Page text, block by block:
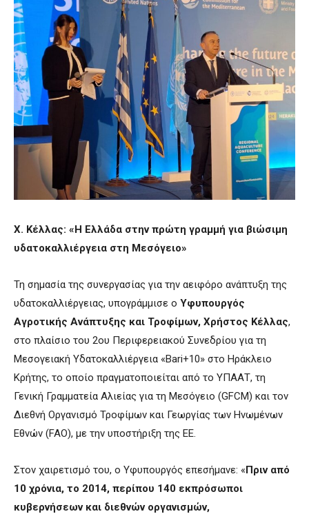
Χ. Κέλλας: «Η Ελλάδα στην πρώτη γραμμή για βιώσιμη
υδατοκαλλιέργεια στη Μεσόγειο»
Τη σημασία της συνεργασίας για την αειφόρο ανάπτυξη της
υδατοκαλλιέργειας, υπογράμμισε ο Υφυπουργός
Αγροτικής Ανάπτυξης και Τροφίμων, Χρήστος Κέλλας,
στο πλαίσιο του 2ου Περιφερειακού Συνεδρίου για τη
Μεσογειακή Υδατοκαλλιέργεια «Bari+10» στο Ηράκλειο
Κρήτης, το οποίο πραγματοποιείται από το ΥΠΑΑΤ, τη
Γενική Γραμματεία Αλιείας για τη Μεσόγειο (GFCM) και τον
Διεθνή Οργανισμό Τροφίμων και Γεωργίας των Ηνωμένων
Εθνών (FAO), με την υποστήριξη της ΕΕ.
Στον χαιρετισμό του, ο Υφυπουργός επεσήμανε: «Πριν από
10 χρόνια, το 2014, περίπου 140 εκπρόσωποι
κυβερνήσεων και διεθνών οργανισμών,